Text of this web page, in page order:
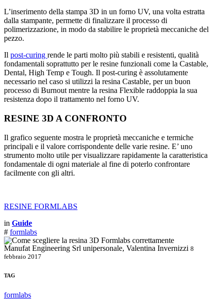
L’inserimento della stampa 3D in un forno UV, una volta estratta
dalla stampante, permette di finalizzare il processo di
polimerizzazione, in modo da stabilire le proprietà meccaniche del
pezzo.
Il post-curing rende le parti molto più stabili e resistenti, qualità
fondamentali soprattutto per le resine funzionali come la Castable,
Dental, High Temp e Tough. Il post-curing è assolutamente
necessario nel caso si utilizzi la resina Castable, per un buon
processo di Burnout mentre la resina Flexible raddoppia la sua
resistenza dopo il trattamento nel forno UV.
RESINE 3D A CONFRONTO
Il grafico seguente mostra le proprietà meccaniche e termiche
principali e il valore corrispondente delle varie resine. E’ uno
strumento molto utile per visualizzare rapidamente la caratteristica
fondamentale di ogni materiale al fine di poterlo confrontare
facilmente con gli altri.
RESINE FORMLABS
in Guide
# formlabs
Manufat Engineering Srl unipersonale, Valentina Invernizzi 8
febbraio 2017
TAG
formlabs